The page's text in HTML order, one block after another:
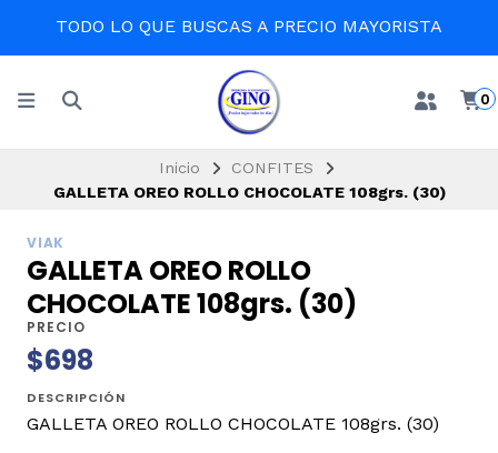
TODO LO QUE BUSCAS A PRECIO MAYORISTA
0
Inicio
CONFITES
GALLETA OREO ROLLO CHOCOLATE 108grs. (30)
VIAK
GALLETA OREO ROLLO
CHOCOLATE 108grs. (30)
PRECIO
$698
DESCRIPCIÓN
GALLETA OREO ROLLO CHOCOLATE 108grs. (30)